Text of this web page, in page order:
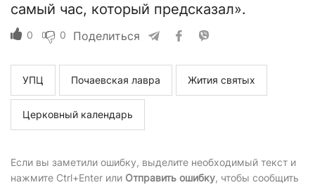
самый час, который предсказал».
0 0 Поделиться
УПЦ Почаевская лавра Жития святых
Церковный календарь
Если вы заметили ошибку, выделите необходимый текст и
нажмите Ctrl+Enter или Отправить ошибку, чтобы сообщить